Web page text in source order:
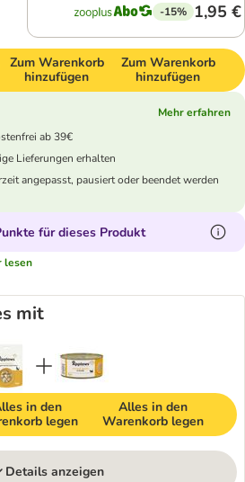
-15% 1,95 €
Zum Warenkorb
hinzufügen
Zum Warenkorb
hinzufügen
Mehr erfahren
ab 39€
Lieferungen erhalten
angepasst, pausiert oder beendet werden
für dieses Produkt
lesen
mit
in den
legen
Alles in den
Warenkorb legen
Details anzeigen